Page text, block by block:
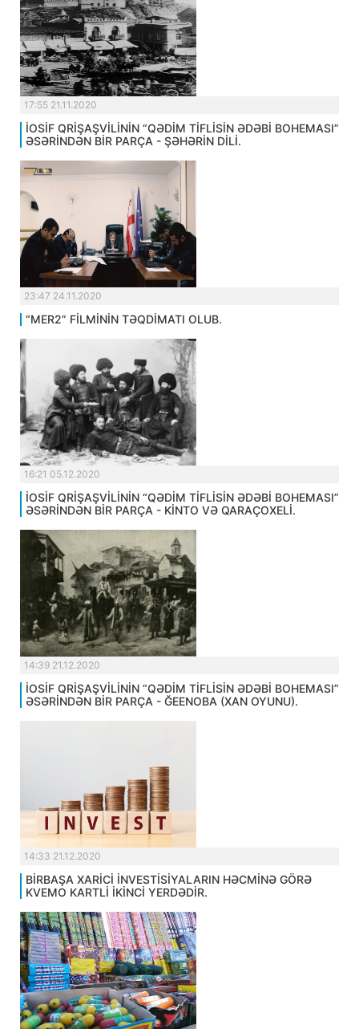
17:55 21.11.2020
İOSİF QRİŞAŞVİLİNİN “QƏDİM TİFLİSİN ƏDƏBİ BOHEMASI”
ƏSƏRİNDƏN BİR PARÇA - ŞƏHƏRİN DİLİ.
23:47 24.11.2020
“MER2” FİLMİNİN TƏQDİMATI OLUB.
16:21 05.12.2020
İOSİF QRİŞAŞVİLİNİN “QƏDİM TİFLİSİN ƏDƏBİ BOHEMASI”
ƏSƏRİNDƏN BİR PARÇA - KİNTO VƏ QARAÇOXELİ.
14:39 21.12.2020
İOSİF QRİŞAŞVİLİNİN “QƏDİM TİFLİSİN ƏDƏBİ BOHEMASI”
ƏSƏRİNDƏN BİR PARÇA - ĞEENOBA (XAN OYUNU).
14:33 21.12.2020
BİRBAŞA XARİCİ İNVESTİSİYALARIN HƏCMİNƏ GÖRƏ
KVEMO KARTLİ İKİNCİ YERDƏDİR.